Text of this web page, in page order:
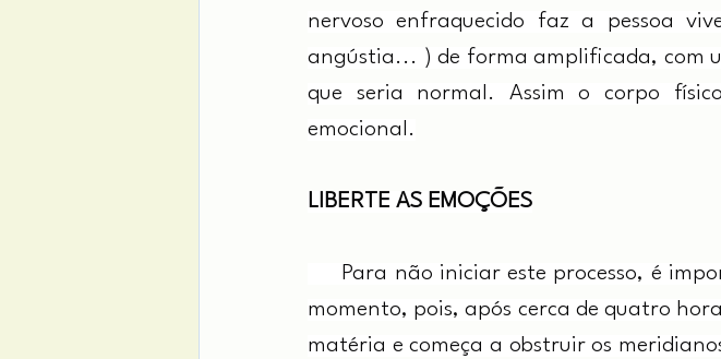
nervoso enfraquecido faz a pessoa
angústia... ) de forma amplificada, com
que seria normal. Assim o corpo
emocional.
LIBERTE AS EMOÇÕES
Para não iniciar este processo, é
momento, pois, após cerca de quatro
matéria e começa a obstruir os